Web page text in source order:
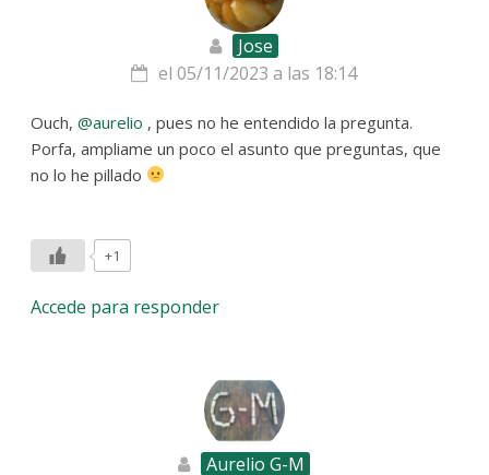
Jose
el 05/11/2023 a las 18:14
Ouch,@aurelio , pues no he entendido la pregunta.
Porfa, ampliame un poco el asunto que preguntas, que
no lo he pillado
+1
Accede para responder
Aurelio G-M